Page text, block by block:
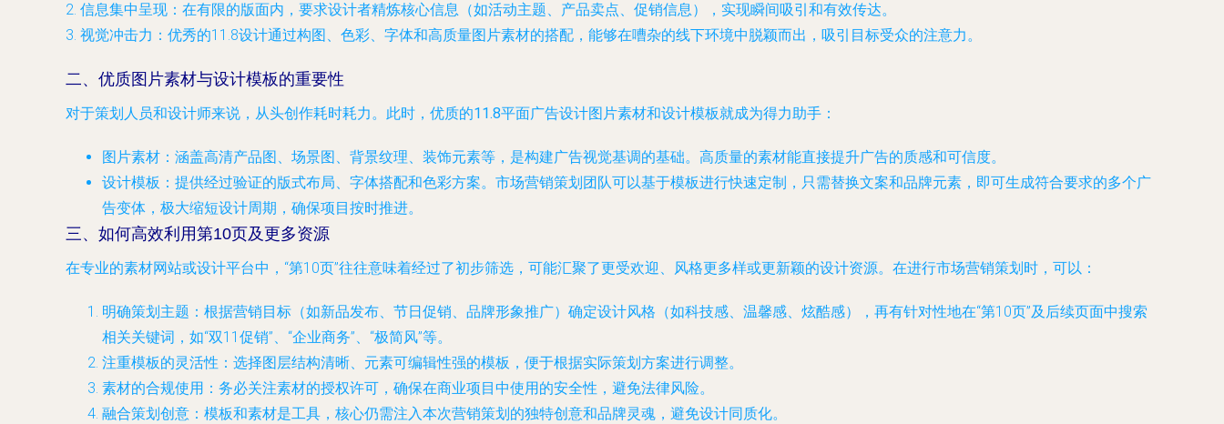
2. 信息集中呈现 ：在有限的版面内，要求设计者精炼核心信息（如活动主题、产品卖点、促销信息），实现瞬间吸引和有效传达。
3. 视觉冲击力 ：优秀的11.8设计通过构图、色彩、字体和高质量图片素材的搭配，能够在嘈杂的线下环境中脱颖而出，吸引目标受众的注意力。
二、优质图片素材与设计模板的重要性
对于策划人员和设计师来说，从头创作耗时耗力。此时，优质的11.8平面广告设计图片素材和设计模板就成为得力助手：
图片素材 ：涵盖高清产品图、场景图、背景纹理、装饰元素等，是构建广告视觉基调的基础。高质量的素材能直接提升广告的质感和可信度。
设计模板 ：提供经过验证的版式布局、字体搭配和色彩方案。市场营销策划团队可以基于模板进行快速定制，只需替换文案和品牌元素，即可生成符合要求的多个广
告变体，极大缩短设计周期，确保项目按时推进。
三、如何高效利用第10页及更多资源
在专业的素材网站或设计平台中，“第10页”往往意味着经过了初步筛选，可能汇聚了更受欢迎、风格更多样或更新颖的设计资源。在进行市场营销策划时，可以：
明确策划主题 ：根据营销目标（如新品发布、节日促销、品牌形象推广）确定设计风格（如科技感、温馨感、炫酷感），再有针对性地在“第10页”及后续页面中搜索
相关关键词，如“双11促销”、“企业商务”、“极简风”等。
注重模板的灵活性 ：选择图层结构清晰、元素可编辑性强的模板，便于根据实际策划方案进行调整。
素材的合规使用 ：务必关注素材的授权许可，确保在商业项目中使用的安全性，避免法律风险。
融合策划创意 ：模板和素材是工具，核心仍需注入本次营销策划的独特创意和品牌灵魂，避免设计同质化。